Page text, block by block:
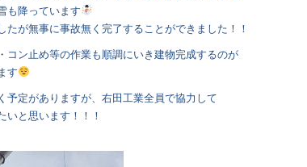
も降っています
たが無事に事故無く完了することができました！！
コン止め等の作業も順調にいき建物完成するのが
す
予定がありますが、右田工業全員で協力して
いと思います！！！